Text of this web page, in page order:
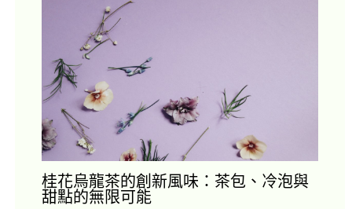
桂花烏龍茶的創新風味：茶包、冷泡與
甜點的無限可能